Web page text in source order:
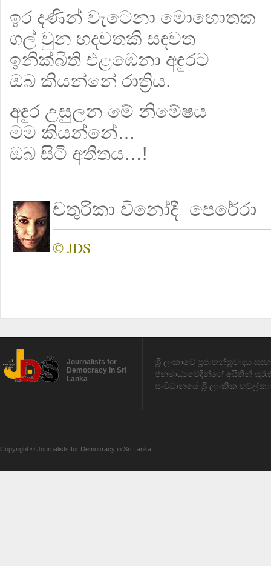
ඉර දණින් වැටෙනා මොහොතක
ගල් වුන හදවතකි සඳවත
ඉනික්බිති එළඹෙනා අඳුරට
ඔබ කියන්නේ රාත්‍රිය.
අඳුර උසුලන මේ නිමේෂය
මම කියන්නේ…
ඔබ සිටි අතීතය…!
චතුරිකා විනෝදී පෙරේරා
© JDS
Journalists for
Democracy in Sri
Lanka
ශ්‍රී ලංකාවේ ප්‍රජාතන්ත්‍රවාදය
ජනමාධ්‍යවේදීන්ගේ අයිතීන්
සංවිධානයේ ශ්‍රී ලාංකික
Copyright © Journalists for Democracy in Sri Lanka